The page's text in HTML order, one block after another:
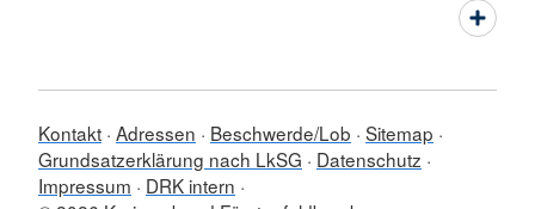
Kontakt Adressen Beschwerde/Lob Sitemap
Grundsatzerklärung nach LkSG
Datenschutz
Impressum
DRK intern